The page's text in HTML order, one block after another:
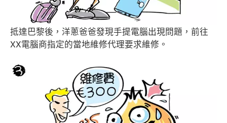
抵達巴黎後，洋蔥爸爸發現手提電腦出現問題，前往
XX電腦商指定的當地維修代理要求維修。